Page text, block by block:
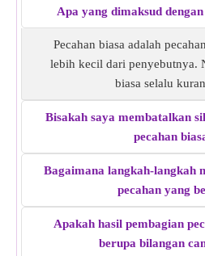
Pembagian pecahan yang benar
Contoh 4:Carilah pembagian
÷ 5/16.
Kebalikan dari pecahan
Pembagian pecahan yang benar
Carilah pembagian
÷ 6/18.
Solusi:Kebalikan dari pecahan
Kalikan pecahan pertama
Apa yang dimaksud
Pecahan biasa adalah
lebih kecil dari penyebutnya.
biasa selalu
Bisakah saya membatalkan
pecahan
Bagaimana langkah-langkah
pecahan yang
Apakah hasil pembagian
berupa bilangan